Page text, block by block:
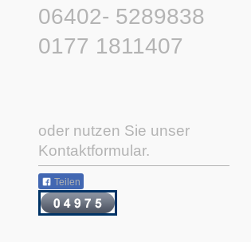
06402- 5289838
0177 1811407
oder nutzen Sie unser
Kontaktformular.
Teilen